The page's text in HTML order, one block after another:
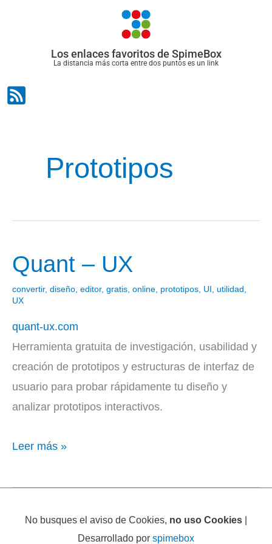
Los enlaces favoritos de SpimeBox
La distancia más corta entre dos puntos es un link
Prototipos
Quant – UX
convertir, diseño editor, gratis online prototipos UI utilidad
UX
quant-ux.com
Herramienta gratuita de investigación, usabilidad y
creación de prototipos y estructuras de interfaz de
usuario para probar rápidamente tu diseño y
analizar prototipos interactivos.
Quant –
UX
Leer más »
No busques el aviso de Cookies, no uso Cookies |
Desarrollado por spimebox